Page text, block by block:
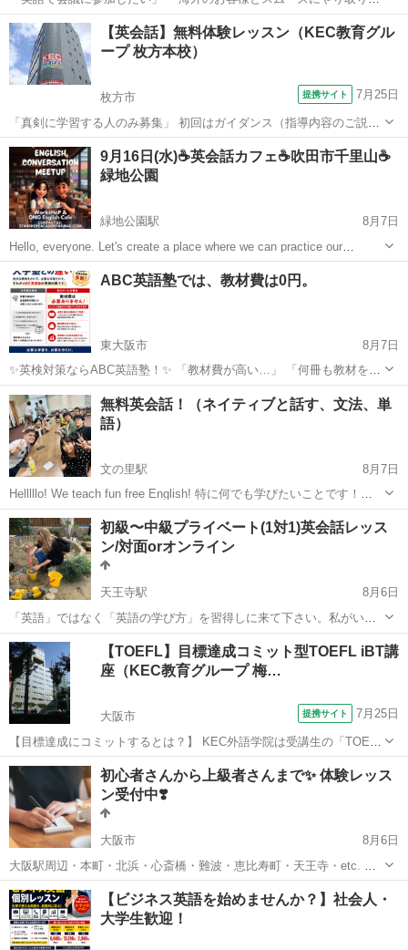
たい」 「英文メールやチャットを自然に書けるようになりたい」 「転
職・昇進のために英語力を身につけたい」 そんな社会人・大学生の方
を対象に、完全個別のビ...
大阪 東大阪市 ビジネス英語
【英会話】無料体験レッスン（KEC教育グル
ープ 枚方本校）
枚方市 提携サイト 7月25日
「真剣に学習する人のみ募集」 初回はガイダンス（指導内容のご説
明）とレベルチェックを行い、適正クラスを診断。ご都合の良い日時
を調整させて戴き、後日実際に授業（90分以上）に参加。受講生とし
て英会話理論と口頭英作文を体感してく...
大阪 枚方市 英会話
9月16日(水)☕️英会話カフェ☕️吹田市千里山☕️
緑地公園
緑地公園駅
8月7日
Hello, everyone. Let's create a place where we can practice our
English conversation skills. All English sk...
大阪 吹田市 緑地公園駅 英会話
ABC英語塾では、教材費は0円。
東大阪市
8月7日
✨英検対策ならABC英語塾！✨ 「教材費が高い…」 「何冊も教材を買
わないといけない…」 そんな心配はありません！ 📚 教材費0円！ レ
ッスン料金だけで受講OK！ 一人ひとりのレベルや目標に合わせて、
講師が最適な...
大阪 東大阪市 英検 1級
無料英会話！（ネイティブと話す、文法、単
語）
文の里駅
8月7日
Helllllo! We teach fun free English! 特に何でも学びたいことです！
例・（会話、文法、単語、色んな話題、旅行） ゲームでもによって学
べます！ 友達として一緒に学びませんか？ 興味がある場...
大阪 大阪市 文の里駅 英会話 ネイティブ
初級〜中級プライベート(1対1)英会話レッス
ン/対面orオンライン
天王寺駅
8月6日
「英語」ではなく「英語の学び方」を習得しに来て下さい。私がいな
くてもご自身の力で一生英語学習を継続していけるように、本気のレ
ッスンをご提供します。 現在提供中のサービスは、 ①マンツーマン英
会話レッスン ②企業向けオン...
大阪 大阪市 天王寺駅 英会話 レッスン
【TOEFL】目標達成コミット型TOEFL iBT講
座（KEC教育グループ 梅…
大阪市 提携サイト 7月25日
【目標達成にコミットするとは？】 KEC外語学院は受講生の「TOEFL
目標スコア達成」という結果に対して責任を持ち、TOEFL指導のプロ
フェッショナル講師陣が目標達成するまで、徹底的に指導・支援を行
います。 ※保証制度の適...
大阪 大阪市 TOEFL(R)テスト
初心者さんから上級者さんまで✨ 体験レッス
ン受付中❣️
大阪市
8月6日
大阪駅周辺・本町・北浜・心斎橋・難波・恵比寿町・天王寺・etc. ✅
学習方法にお悩みの方 ✅これから勉強を始める方 ✅自分のレベルを知
りたい ✅自分に合った学習法が知りたい ✅どうやったら話せるように
なるの...
大阪 大阪市 英語 プロフィール
【ビジネス英語を始めませんか？】社会人・
大学生歓迎！